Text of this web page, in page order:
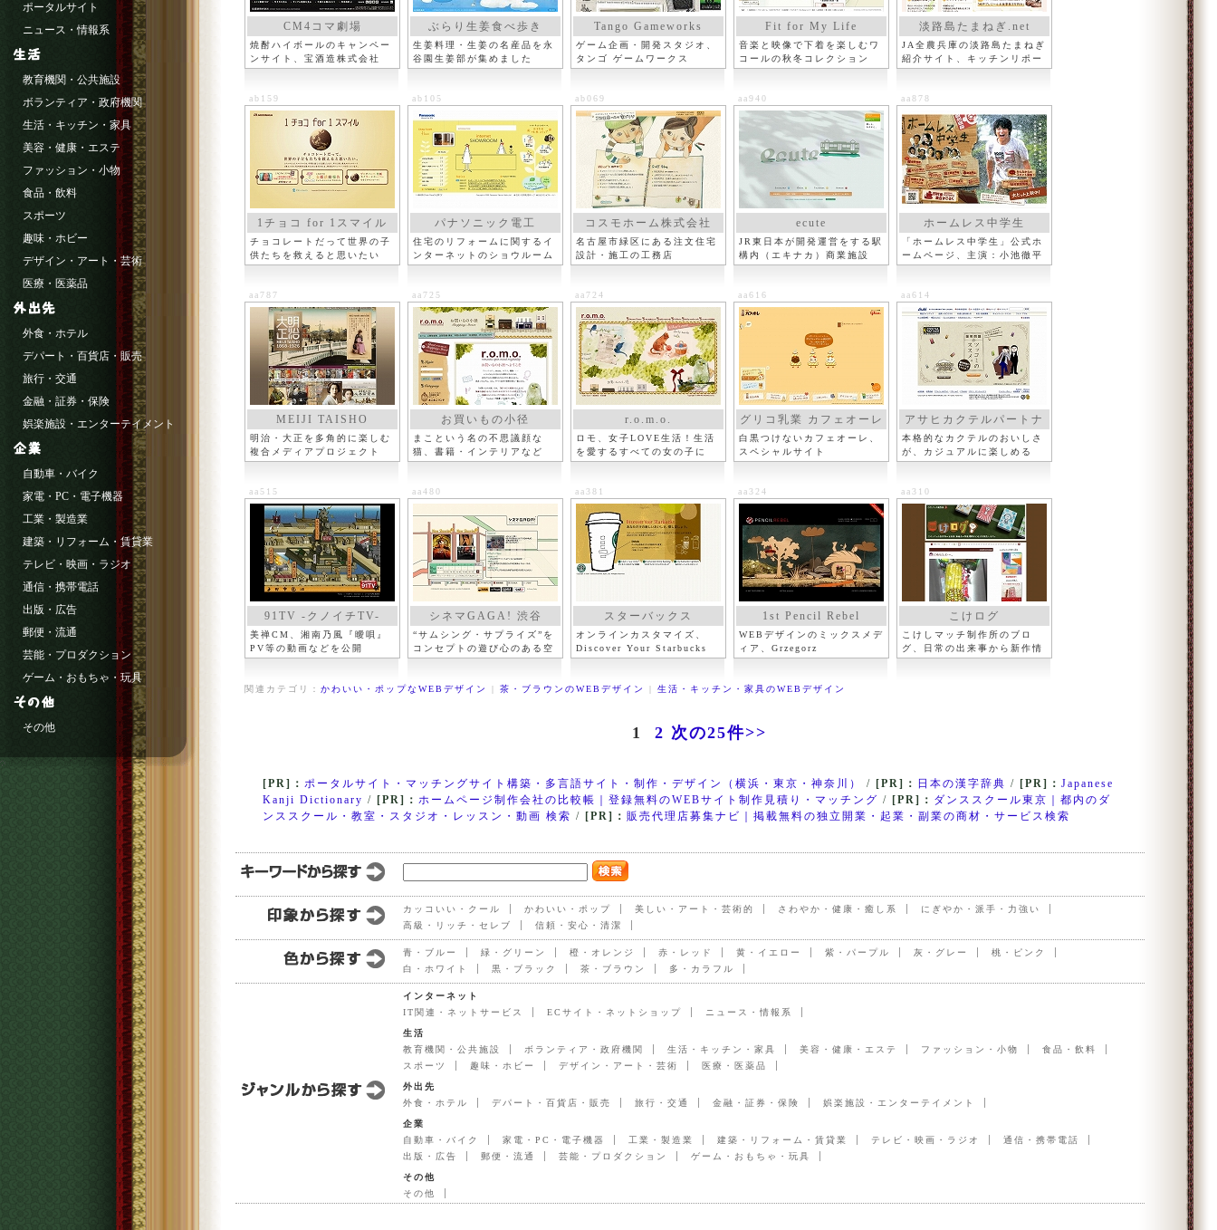
CM4コマ劇場
焼酎ハイボールのキャンペー
ンサイト、宝酒造株式会社
ぶらり生姜食べ歩き
生姜料理・生姜の名産品を永
谷園生姜部が集めました
Tango Gameworks
ゲーム企画・開発スタジオ、
タンゴ ゲームワークス
Fit for My Life
音楽と映像で下着を楽しむワ
コールの秋冬コレクション
淡路島たまねぎ.net
JA全農兵庫の淡路島たまねぎ
紹介サイト、キッチンリポー
ト
ab159
1チョコ for 1スマイル
チョコレートだって世界の子
供たちを救えると思いたい
ab105
パナソニック電工
住宅のリフォームに関するイ
ンターネットのショウルーム
ab069
コスモホーム株式会社
名古屋市緑区にある注文住宅
設計・施工の工務店
aa940
ecute
JR東日本が開発運営をする駅
構内（エキナカ）商業施設
aa878
ホームレス中学生
「ホームレス中学生」公式ホ
ームページ、主演：小池徹平
aa787
MEIJI TAISHO
明治・大正を多角的に楽しむ
複合メディアプロジェクト
aa725
お買いもの小径
まこという名の不思議顔な
猫、書籍・インテリアなど
aa724
r.o.m.o.
ロモ、女子LOVE生活！生活
を愛するすべての女の子に
aa616
グリコ乳業 カフェオーレ
白黒つけないカフェオーレ、
スペシャルサイト
aa614
アサヒカクテルパートナ
ー
本格的なカクテルのおいしさ
が、カジュアルに楽しめる
aa515
91TV -クノイチTV-
美禅CM、湘南乃風『曖唄』
PV等の動画などを公開
aa480
シネマGAGA! 渋谷
“サムシング・サプライズ”を
コンセプトの遊び心のある空
間
aa381
スターバックス
オンラインカスタマイズ、
Discover Your Starbucks
aa324
1st Pencil Rebel
WEBデザインのミックスメデ
ィア、Grzegorz
Kozakiewicz
aa310
こけログ
こけしマッチ制作所のブロ
グ、日常の出来事から新作情
報他
関連カテゴリ： かわいい・ポップなWEBデザイン | 茶・ブラウンのWEBデザイン | 生活・キッチン・家具のWEBデザイン
1 2 次の25件>>
[PR]： ポータルサイト・マッチングサイト構築・多言語サイト・制作・デザイン（横浜・東京・神奈川） / [PR]： 日本の漢字辞典 / [PR]： Japanese
Kanji Dictionary / [PR]： ホームページ制作会社の比較帳｜登録無料のWEBサイト制作見積り・マッチング / [PR]： ダンススクール東京｜都内のダ
ンススクール・教室・スタジオ・レッスン・動画 検索 / [PR]： 販売代理店募集ナビ｜掲載無料の独立開業・起業・副業の商材・サービス検索
カッコいい・クール かわいい・ポップ 美しい・アート・芸術的 さわやか・健康・癒し系
にぎやか・派手・力強い
高級・リッチ・セレブ
信頼・安心・清潔
青・ブルー 緑・グリーン 橙・オレンジ 赤・レッド 黄・イエロー 紫・パープル 灰・グレー
桃・ピンク
白・ホワイト
黒・ブラック 茶・ブラウン 多・カラフル
インターネット
IT関連・ネットサービス
ECサイト・ネットショップ ニュース・情報系
生活
教育機関・公共施設
ボランティア・政府機関 生活・キッチン・家具 美容・健康・エステ ファッション・小物
食品・飲料
スポーツ
趣味・ホビー デザイン・アート・芸術 医療・医薬品
外出先
外食・ホテル
デパート・百貨店・販売 旅行・交通 金融・証券・保険 娯楽施設・エンターテイメント
企業
自動車・バイク
家電・PC・電子機器 工業・製造業 建築・リフォーム・賃貸業 テレビ・映画・ラジオ
通信・携帯電話
出版・広告
郵便・流通 芸能・プロダクション ゲーム・おもちゃ・玩具
その他
その他
ポータルサイト
ニュース・情報系
教育機関・公共施設
ボランティア・政府機関
生活・キッチン・家具
美容・健康・エステ
ファッション・小物
食品・飲料
スポーツ
趣味・ホビー
デザイン・アート・芸術
医療・医薬品
外食・ホテル
デパート・百貨店・販売
旅行・交通
金融・証券・保険
娯楽施設・エンターテイメント
自動車・バイク
家電・PC・電子機器
工業・製造業
建築・リフォーム・賃貸業
テレビ・映画・ラジオ
通信・携帯電話
出版・広告
郵便・流通
芸能・プロダクション
ゲーム・おもちゃ・玩具
その他